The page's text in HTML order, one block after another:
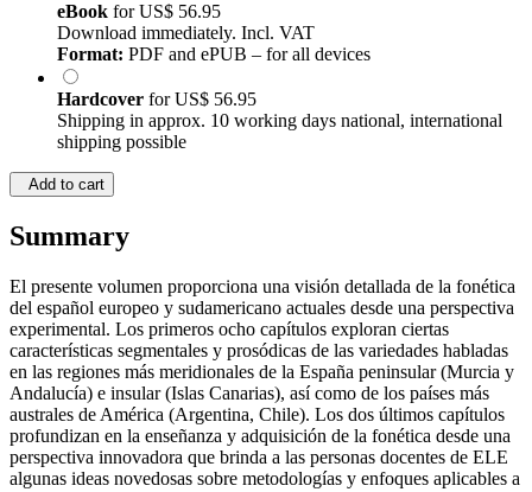
eBook forUS$ 56.95
Download immediately. Incl. VAT
Format: PDF and ePUB – for all devices
Hardcover forUS$ 56.95
Shipping in approx. 10 working days national, international
shipping possible
Add to cart
Summary
El presente volumen proporciona una visión detallada de la fonética
del español europeo y sudamericano actuales desde una perspectiva
experimental. Los primeros ocho capítulos exploran ciertas
características segmentales y prosódicas de las variedades habladas
en las regiones más meridionales de la España peninsular (Murcia y
Andalucía) e insular (Islas Canarias), así como de los países más
australes de América (Argentina, Chile). Los dos últimos capítulos
profundizan en la enseñanza y adquisición de la fonética desde una
perspectiva innovadora que brinda a las personas docentes de ELE
algunas ideas novedosas sobre metodologías y enfoques aplicables a